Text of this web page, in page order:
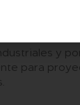
las
altura, cómo
y
para